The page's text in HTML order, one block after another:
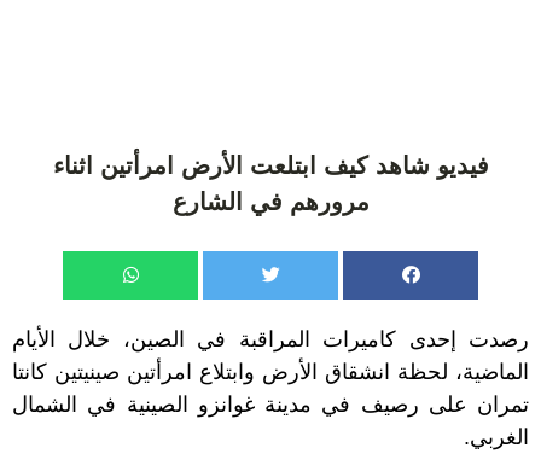
فيديو شاهد كيف ابتلعت الأرض امرأتين اثناء
مرورهم في الشارع
رصدت إحدى كاميرات المراقبة في الصين، خلال الأيام
الماضية، لحظة انشقاق الأرض وابتلاع امرأتين صينيتين كانتا
تمران على رصيف في مدينة غوانزو الصينية في الشمال
الغربي.